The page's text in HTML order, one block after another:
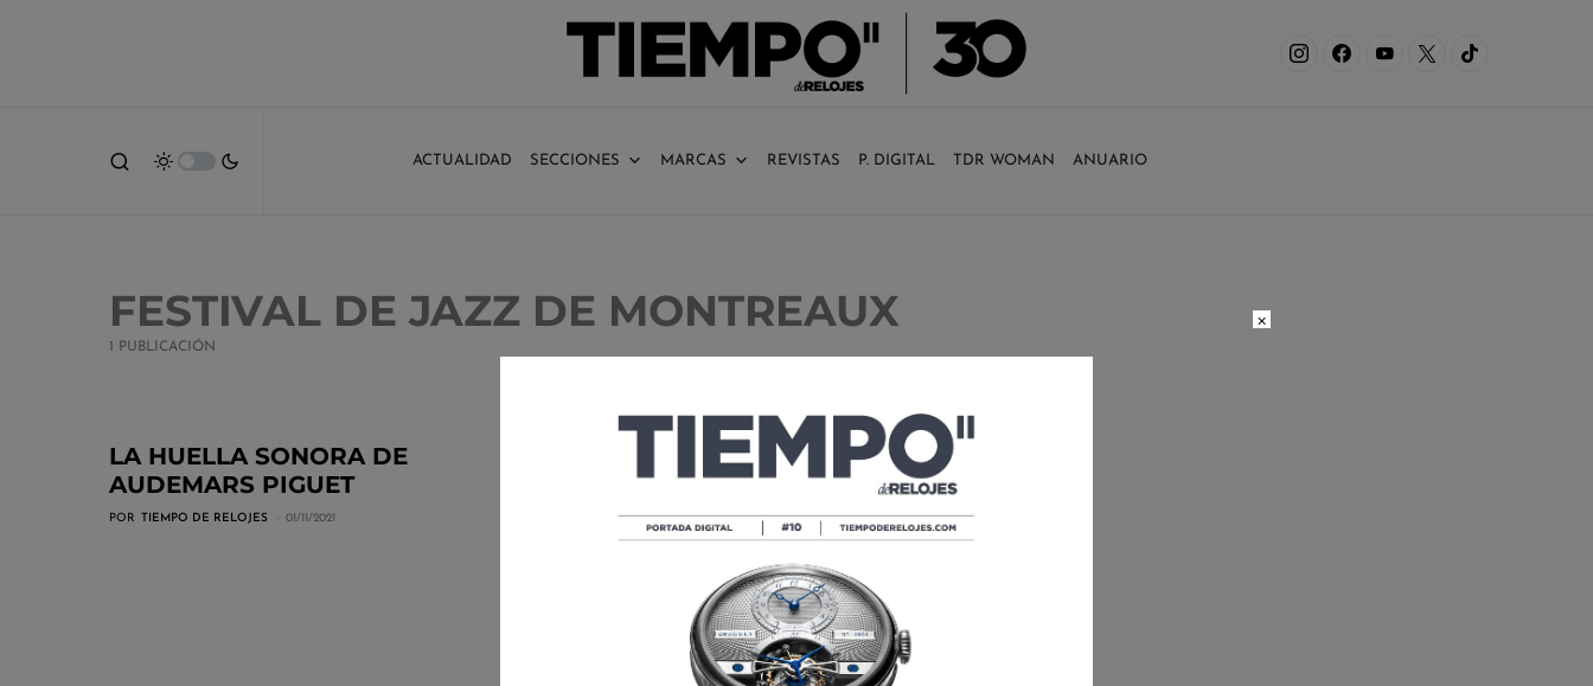
ACTUALIDAD SECCIONES MARCAS REVISTAS P. DIGITAL TDR WOMAN ANUARIO
FESTIVAL DE JAZZ DE MONTREAUX
1 PUBLICACIÓN
LA HUELLA SONORA DE
AUDEMARS PIGUET
POR TIEMPO DE RELOJES 01/11/2021
×